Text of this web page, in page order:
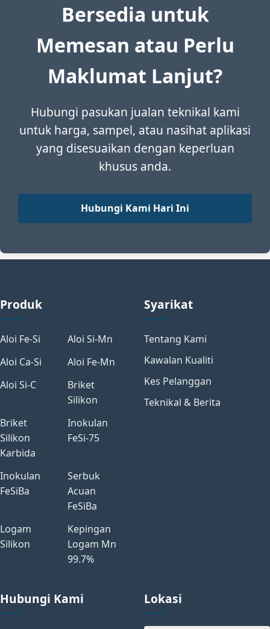
Bersedia untuk
Memesan atau Perlu
Maklumat Lanjut?
Hubungi pasukan jualan teknikal kami
untuk harga, sampel, atau nasihat aplikasi
yang disesuaikan dengan keperluan
khusus anda.
Hubungi Kami Hari Ini
Produk
Aloi Fe-Si
Aloi Si-Mn
Aloi Ca-Si
Aloi Fe-Mn
Aloi Si-C
Briket
Silikon
Briket
Silikon
Karbida
Inokulan
FeSi-75
Inokulan
FeSiBa
Serbuk
Acuan
FeSiBa
Logam
Silikon
Kepingan
Logam Mn
99.7%
Syarikat
Tentang Kami
Kawalan Kualiti
Kes Pelanggan
Teknikal & Berita
Hubungi Kami Lokasi